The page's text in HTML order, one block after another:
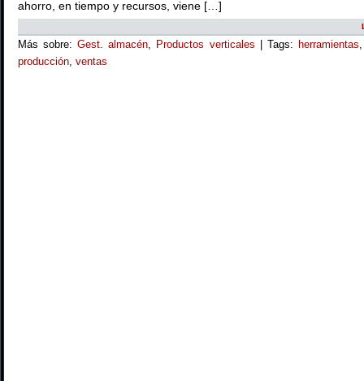
ahorro, en tiempo y recursos, viene […]
Más sobre:Gest. almacén, Productos verticales | Tags: herramientas
producción, ventas